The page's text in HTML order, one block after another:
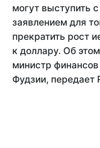
могут выступить
заявлением для
прекратить рост
к доллару. Об
министр
Фудзии, передает